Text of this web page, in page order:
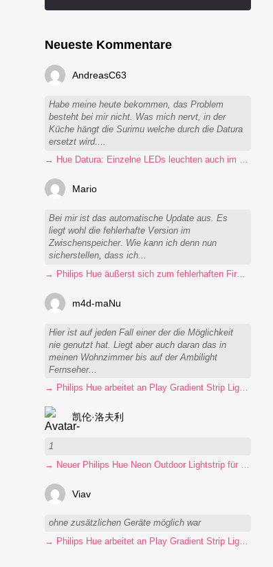
Neueste Kommentare
AndreasC63
Habe meine heute bekommen, das Problem
besteht bei mir nicht. Was mich nervt, in der
Küche hängt die Surimu welche durch die Datura
ersetzt wird....
→ Hue Datura: Einzelne LEDs leuchten auch im ausgeschalteten Zustand
Mario
Bei mir ist das automatische Update aus. Es
liegt wohl die fehlerhafte Version im
Zwischenspeicher. Wie kann ich denn nun
sicherstellen, dass ich...
→ Philips Hue äußerst sich zum fehlerhaften Firmware-Update
m4d-maNu
Hier ist auf jeden Fall einer der die Möglichkeit
nie genutzt hat. Liegt aber auch daran das in
meinen Wohnzimmer bis auf der Ambilight
Fernseher...
→ Philips Hue arbeitet an Play Gradient Strip Light Pro
凯伦·洛夫利
1
Viav
ohne zusätzlichen Geräte möglich war
→ Philips Hue arbeitet an Play Gradient Strip Light Pro